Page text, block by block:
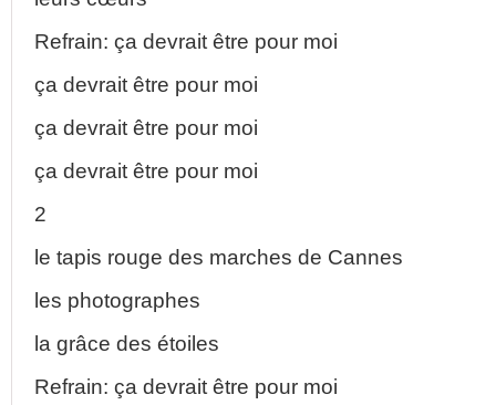
Refrain: ça devrait être pour moi
ça devrait être pour moi
ça devrait être pour moi
ça devrait être pour moi
2
le tapis rouge des marches de Cannes
les photographes
la grâce des étoiles
Refrain: ça devrait être pour moi